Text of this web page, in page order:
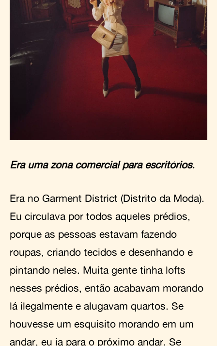
Era uma zona comercial para escritórios.
Era no Garment District (Distrito da Moda).
Eu circulava por todos aqueles prédios,
porque as pessoas estavam fazendo
roupas, criando tecidos e desenhando e
pintando neles. Muita gente tinha lofts
nesses prédios, então acabavam morando
lá ilegalmente e alugavam quartos. Se
houvesse um esquisito morando em um
andar, eu ia para o próximo andar. Se